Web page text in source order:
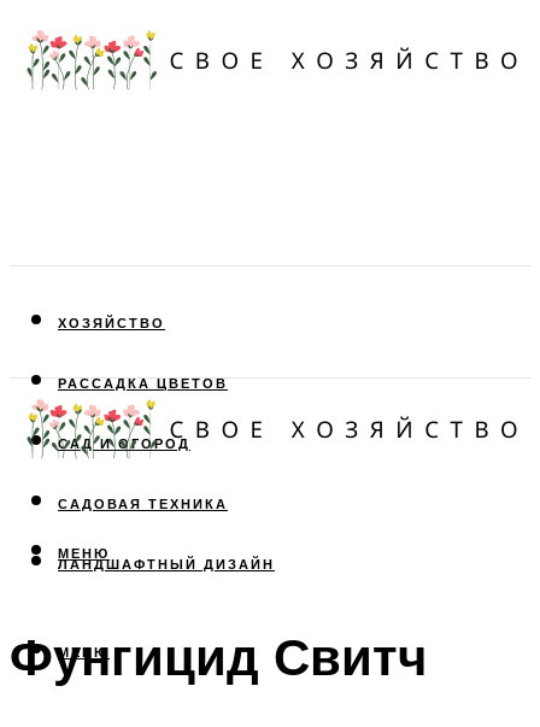
ХОЗЯЙСТВО
РАССАДКА ЦВЕТОВ
САД И ОГОРОД
САДОВАЯ ТЕХНИКА
ЛАНДШАФТНЫЙ ДИЗАЙН
МЕНЮ
МЕНЮ
Фунгицид Свитч